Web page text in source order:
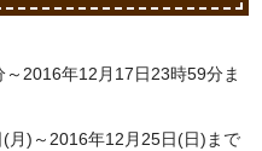
2016年12月17日23時59分ま
月)～2016年12月25日(日)まで